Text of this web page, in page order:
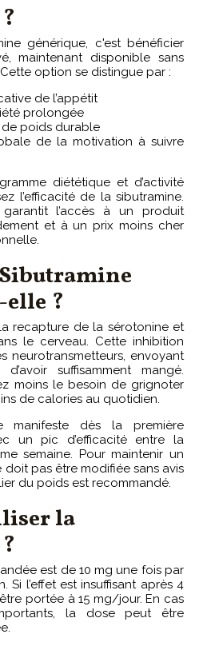
générique, c'est bénéficier
maintenant disponible sans
option se distingue par :
de l’appétit
prolongée
poids durable
de la motivation à suivre
diététique et d’activité
l’efficacité de la sibutramine.
l’accès à un produit
et à un prix moins cher
?
recapture de la sérotonine et
le cerveau. Cette inhibition
neurotransmetteurs, envoyant
suffisamment mangé.
moins le besoin de grignoter
de calories au quotidien.
manifeste dès la première
un pic d’efficacité entre la
semaine. Pour maintenir un
pas être modifiée sans avis
du poids est recommandé.
la
est de 10 mg une fois par
Si l’effet est insuffisant après 4
portée à 15 mg/jour. En cas
la dose peut être